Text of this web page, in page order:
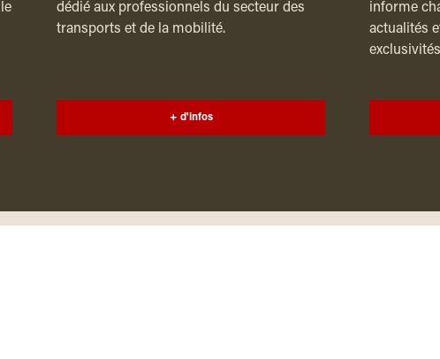
dédié aux professionnels du secteur des
transports et de la mobilité.
+ d'infos
informe
actualités